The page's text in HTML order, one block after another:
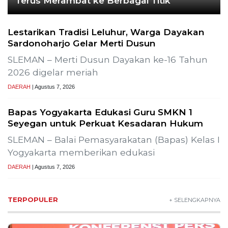
Lestarikan Tradisi Leluhur, Warga Dayakan
Sardonoharjo Gelar Merti Dusun
SLEMAN – Merti Dusun Dayakan ke-16 Tahun
2026 digelar meriah
DAERAH | Agustus 7, 2026
Bapas Yogyakarta Edukasi Guru SMKN 1
Seyegan untuk Perkuat Kesadaran Hukum
SLEMAN – Balai Pemasyarakatan (Bapas) Kelas I
Yogyakarta memberikan edukasi
DAERAH | Agustus 7, 2026
TERPOPULER + SELENGKAPNYA